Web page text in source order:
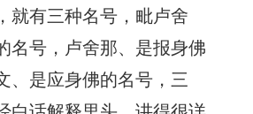
就有三种名号，毗卢舍
名号，卢舍那、是报身佛
、是应身佛的名号，三